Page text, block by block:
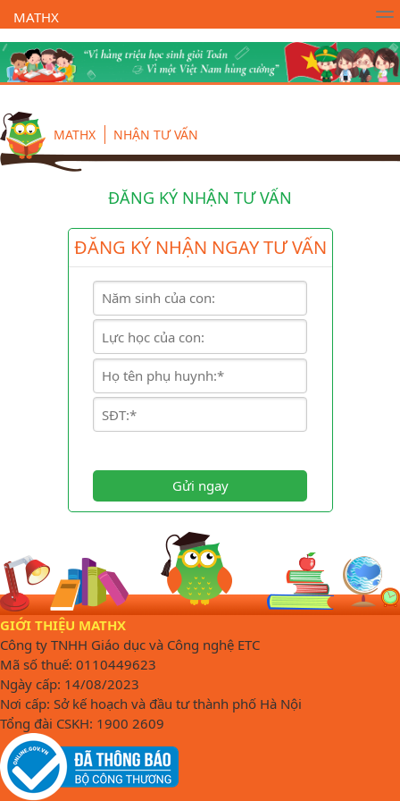
MATHX
Trường Toán Online MATHX Học toán - Lớp 1
MATHX NHẬN TƯ VẤN
ĐĂNG KÝ NHẬN TƯ VẤN
ĐĂNG KÝ NHẬN NGAY TƯ VẤN
Gửi ngay
GIỚI THIỆU MATHX
Công ty TNHH Giáo dục và Công nghệ ETC
Mã số thuế: 0110449623
Ngày cấp: 14/08/2023
Nơi cấp: Sở kế hoạch và đầu tư thành phố Hà Nội
Tổng đài CSKH: 1900 2609